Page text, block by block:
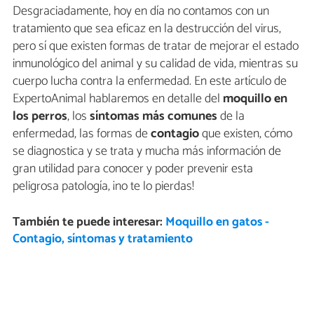
Desgraciadamente, hoy en día no contamos con un
tratamiento que sea eficaz en la destrucción del virus,
pero sí que existen formas de tratar de mejorar el estado
inmunológico del animal y su calidad de vida, mientras su
cuerpo lucha contra la enfermedad. En este artículo de
ExpertoAnimal hablaremos en detalle del moquillo en
los perros, lossíntomas más comunesde la
enfermedad, las formas decontagioque existen, cómo
se diagnostica y se trata y mucha más información de
gran utilidad para conocer y poder prevenir esta
peligrosa patología, ¡no te lo pierdas!
También te puede interesar: Moquillo en gatos -
Contagio, síntomas y tratamiento